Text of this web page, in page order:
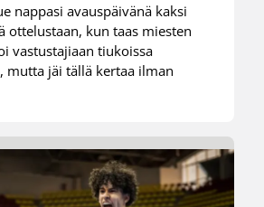
nappasi avauspäivänä kaksi
ottelustaan, kun taas miesten
vastustajiaan tiukoissa
mutta jäi tällä kertaa ilman